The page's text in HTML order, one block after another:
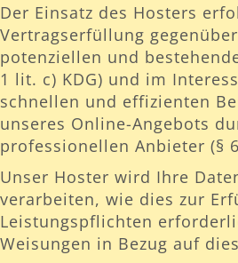
Der Einsatz des Hosters
Vertragserfüllung
potenziellen und
1 lit. c) KDG) und im
schnellen und effizienten
unseres Online-Angebots
professionellen Anbieter (§
Unser Hoster wird Ihre
verarbeiten, wie dies zur
Leistungspflichten
Weisungen in Bezug auf